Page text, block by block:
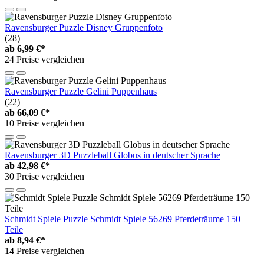
Ravensburger Puzzle Disney Gruppenfoto
(28)
ab 6,99 €*
24 Preise vergleichen
Ravensburger Puzzle Gelini Puppenhaus
(22)
ab 66,09 €*
10 Preise vergleichen
Ravensburger 3D Puzzleball Globus in deutscher Sprache
ab 42,98 €*
30 Preise vergleichen
Schmidt Spiele Puzzle Schmidt Spiele 56269 Pferdeträume 150
Teile
ab 8,94 €*
14 Preise vergleichen